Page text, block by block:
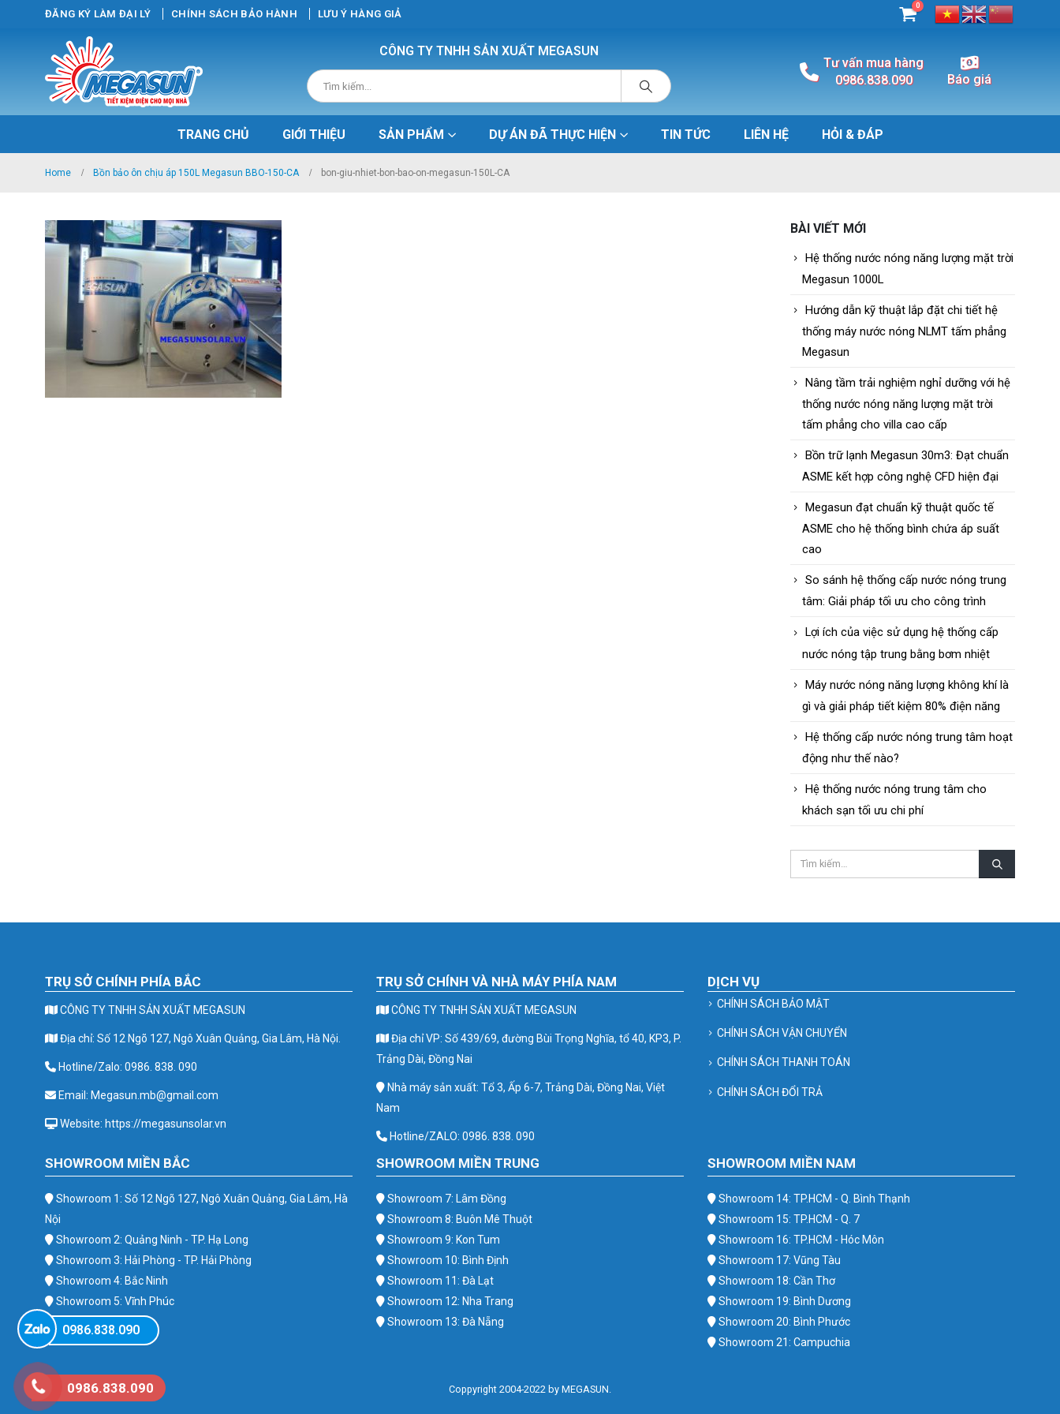
ĐĂNG KÝ LÀM ĐẠI LÝ CHÍNH SÁCH BẢO HÀNH LƯU Ý HÀNG GIẢ
0
CÔNG TY TNHH SẢN XUẤT MEGASUN
Tư vấn mua hàng
0986.838.090
Báo giá
TRANG CHỦ GIỚI THIỆU SẢN PHẨM DỰ ÁN ĐÃ THỰC HIỆN TIN TỨC LIÊN HỆ HỎI & ĐÁP
Home Bồn bảo ôn chịu áp 150L Megasun BBO-150-CA bon-giu-nhiet-bon-bao-on-megasun-150L-CA
BÀI VIẾT MỚI
Hệ thống nước nóng năng lượng mặt trời
Megasun 1000L
Hướng dẫn kỹ thuật lắp đặt chi tiết hệ
thống máy nước nóng NLMT tấm phẳng
Megasun
Nâng tầm trải nghiệm nghỉ dưỡng với hệ
thống nước nóng năng lượng mặt trời
tấm phẳng cho villa cao cấp
Bồn trữ lạnh Megasun 30m3: Đạt chuẩn
ASME kết hợp công nghệ CFD hiện đại
Megasun đạt chuẩn kỹ thuật quốc tế
ASME cho hệ thống bình chứa áp suất
cao
So sánh hệ thống cấp nước nóng trung
tâm: Giải pháp tối ưu cho công trình
Lợi ích của việc sử dụng hệ thống cấp
nước nóng tập trung bằng bơm nhiệt
Máy nước nóng năng lượng không khí là
gì và giải pháp tiết kiệm 80% điện năng
Hệ thống cấp nước nóng trung tâm hoạt
động như thế nào?
Hệ thống nước nóng trung tâm cho
khách sạn tối ưu chi phí
TRỤ SỞ CHÍNH PHÍA BẮC
CÔNG TY TNHH SẢN XUẤT MEGASUN
Địa chỉ: Số 12 Ngõ 127, Ngô Xuân Quảng, Gia Lâm, Hà Nội.
Hotline/Zalo: 0986. 838. 090
Email: Megasun.mb@gmail.com
Website: https://megasunsolar.vn
TRỤ SỞ CHÍNH VÀ NHÀ MÁY PHÍA NAM
CÔNG TY TNHH SẢN XUẤT MEGASUN
Địa chỉ VP: Số 439/69, đường Bùi Trọng Nghĩa, tổ 40, KP3, P.
Trảng Dài, Đồng Nai
Nhà máy sản xuất: Tổ 3, Ấp 6-7, Trảng Dài, Đồng Nai, Việt
Nam
Hotline/ZALO: 0986. 838. 090
DỊCH VỤ
CHÍNH SÁCH BẢO MẬT
CHÍNH SÁCH VẬN CHUYỂN
CHÍNH SÁCH THANH TOÁN
CHÍNH SÁCH ĐỔI TRẢ
SHOWROOM MIỀN BẮC
Showroom 1: Số 12 Ngõ 127, Ngô Xuân Quảng, Gia Lâm, Hà
Nội
Showroom 2: Quảng Ninh - TP. Hạ Long
Showroom 3: Hải Phòng - TP. Hải Phòng
Showroom 4: Bắc Ninh
Showroom 5: Vĩnh Phúc
Showroom 6: Ba Vì
SHOWROOM MIỀN TRUNG
Showroom 7: Lâm Đồng
Showroom 8: Buôn Mê Thuột
Showroom 9: Kon Tum
Showroom 10: Bình Định
Showroom 11: Đà Lạt
Showroom 12: Nha Trang
Showroom 13: Đà Nẵng
SHOWROOM MIỀN NAM
Showroom 14: TP.HCM - Q. Bình Thạnh
Showroom 15: TP.HCM - Q. 7
Showroom 16: TP.HCM - Hóc Môn
Showroom 17: Vũng Tàu
Showroom 18: Cần Thơ
Showroom 19: Bình Dương
Showroom 20: Bình Phước
Showroom 21: Campuchia
Coppyright 2004-2022 by MEGASUN.
0986.838.090
0986.838.090